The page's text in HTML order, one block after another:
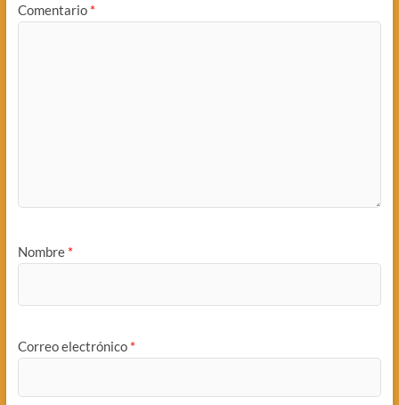
Comentario *
Nombre *
Correo electrónico *